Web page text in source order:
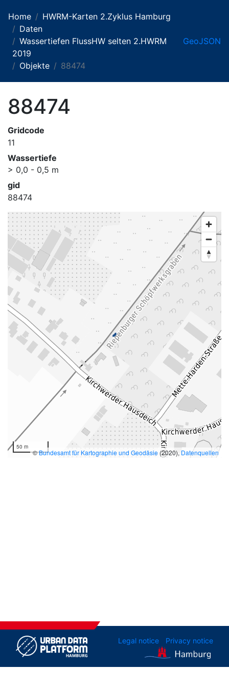
Home
HWRM-Karten 2.Zyklus Hamburg
Daten
Wassertiefen FlussHW selten 2.HWRM
2019
Objekte
88474
GeoJSON
88474
Gridcode
11
Wassertiefe
> 0,0 - 0,5 m
gid
88474
50 m
©Bundesamt für Kartographie und Geodäsie (2020), Datenquellen
Legal notice Privacy notice